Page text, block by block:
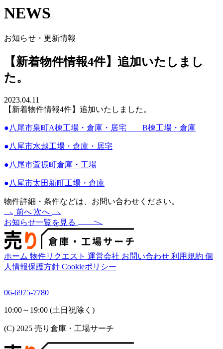
NEWS
お知らせ・更新情報
【新着物件情報4件】追加いたしまし
た。
2023.04.11
【新着物件情報4件】追加いたしました。
●八尾市泉町A棟工場・倉庫・居宅 B棟工場・倉庫
●八尾市水越工場・倉庫・居宅
●八尾市萱振町倉庫・工場
●八尾市太田新町工場・倉庫
物件詳細・条件などは、お問い合わせください。
前へ 次へ
お知らせ一覧を見る
ホーム 物件リクエスト 運営会社 お問い合わせ 利用規約 個
人情報保護方針 Cookieポリシー
06-6975-7780
10:00～19:00 (土日祝除く)
(C) 2025 売り倉庫・工場サーチ